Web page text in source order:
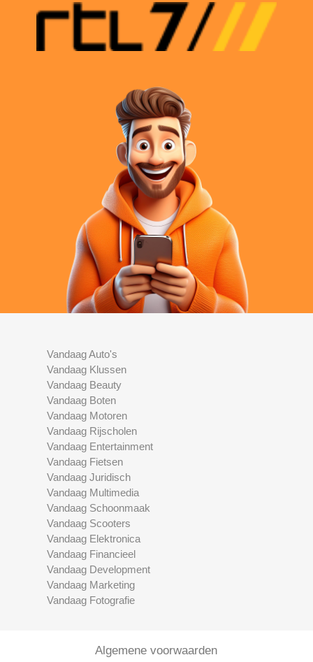
Vandaag Auto's
Vandaag Klussen
Vandaag Beauty
Vandaag Boten
Vandaag Motoren
Vandaag Rijscholen
Vandaag Entertainment
Vandaag Fietsen
Vandaag Juridisch
Vandaag Multimedia
Vandaag Schoonmaak
Vandaag Scooters
Vandaag Elektronica
Vandaag Financieel
Vandaag Development
Vandaag Marketing
Vandaag Fotografie
Algemene voorwaarden